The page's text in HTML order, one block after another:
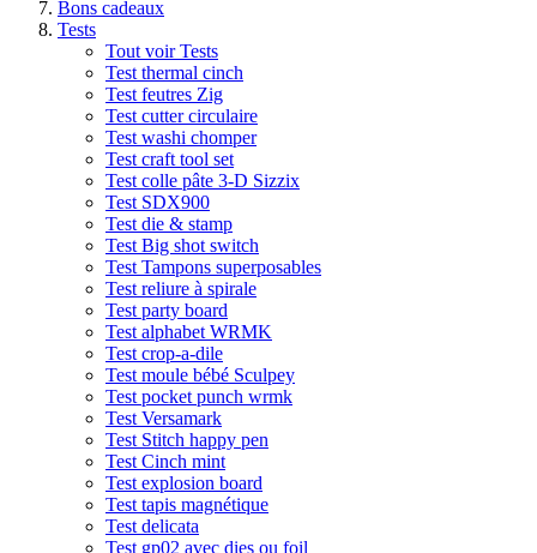
Bons cadeaux
Tests
Tout voir Tests
Test thermal cinch
Test feutres Zig
Test cutter circulaire
Test washi chomper
Test craft tool set
Test colle pâte 3-D Sizzix
Test SDX900
Test die & stamp
Test Big shot switch
Test Tampons superposables
Test reliure à spirale
Test party board
Test alphabet WRMK
Test crop-a-dile
Test moule bébé Sculpey
Test pocket punch wrmk
Test Versamark
Test Stitch happy pen
Test Cinch mint
Test explosion board
Test tapis magnétique
Test delicata
Test gp02 avec dies ou foil